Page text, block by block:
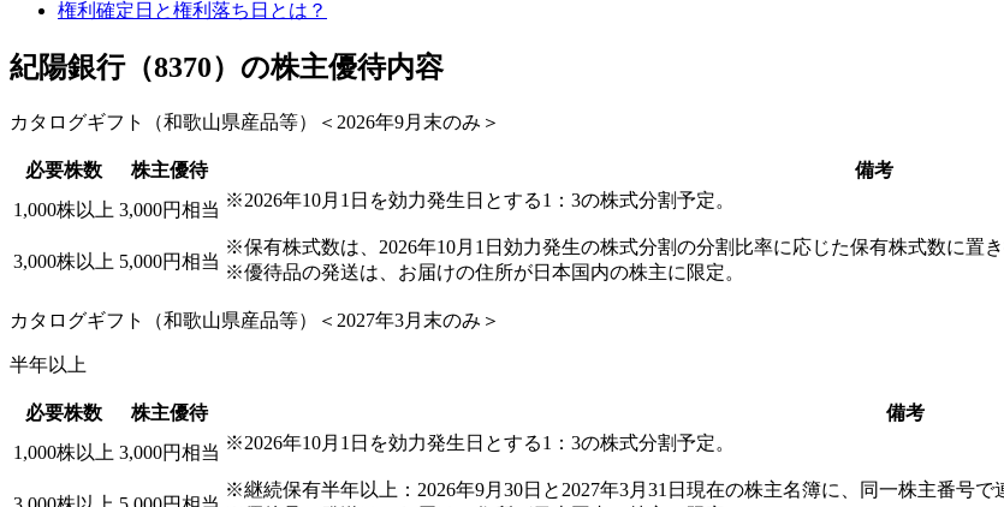
権利確定日と権利落ち日とは？
紀陽銀行（8370）の株主優待内容
カタログギフト（和歌山県産品等）＜2026年9月末のみ＞
必要株数 株主優待
備考
1,000株以上 3,000円相当 ※2026年10月1日を効力発生日とする1：3の株式分割予定。
※保有株式数は、2026年10月1日効力発生の株式分割の分割比率に応じた保有株式数に置
※優待品の発送は、お届けの住所が日本国内の株主に限定。
3,000株以上 5,000円相当
カタログギフト（和歌山県産品等）＜2027年3月末のみ＞
半年以上
必要株数 株主優待
備考
1,000株以上 3,000円相当 ※2026年10月1日を効力発生日とする1：3の株式分割予定。
※継続保有半年以上：2026年9月30日と2027年3月31日現在の株主名簿に、同一株主番号